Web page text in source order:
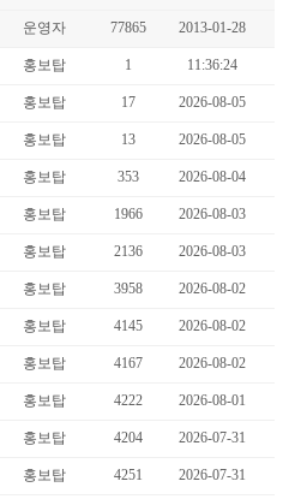
운영자 77865 2013-01-28
홍보탑 1 11:36:24
홍보탑 17 2026-08-05
홍보탑 13 2026-08-05
홍보탑 353 2026-08-04
홍보탑 1966 2026-08-03
홍보탑 2136 2026-08-03
홍보탑 3958 2026-08-02
홍보탑 4145 2026-08-02
홍보탑 4167 2026-08-02
홍보탑 4222 2026-08-01
홍보탑 4204 2026-07-31
홍보탑 4251 2026-07-31